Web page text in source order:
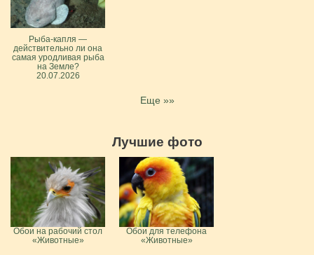
Рыба-капля —
действительно ли она
самая уродливая рыба
на Земле?
20.07.2026
Еще »»
Лучшие фото
Обои на рабочий стол
«Животные»
Обои для телефона
«Животные»